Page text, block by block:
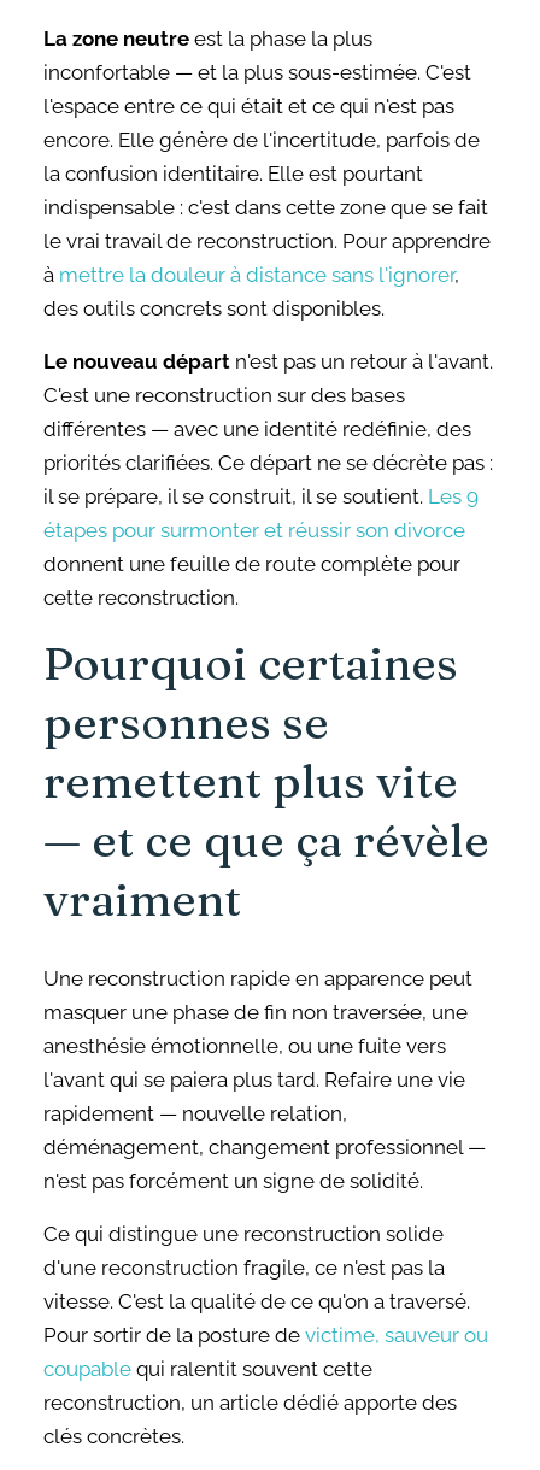
La zone neutre est la phase la plus
inconfortable — et la plus sous-estimée. C'est
l'espace entre ce qui était et ce qui n'est pas
encore. Elle génère de l'incertitude, parfois de
la confusion identitaire. Elle est pourtant
indispensable : c'est dans cette zone que se fait
le vrai travail de reconstruction. Pour apprendre
à mettre la douleur à distance sans l'ignorer,
des outils concrets sont disponibles.
Le nouveau départ n'est pas un retour à l'avant.
C'est une reconstruction sur des bases
différentes — avec une identité redéfinie, des
priorités clarifiées. Ce départ ne se décrète pas :
il se prépare, il se construit, il se soutient. Les 9
étapes pour surmonter et réussir son divorce
donnent une feuille de route complète pour
cette reconstruction.
Pourquoi certaines
personnes se
remettent plus vite
— et ce que ça révèle
vraiment
Une reconstruction rapide en apparence peut
masquer une phase de fin non traversée, une
anesthésie émotionnelle, ou une fuite vers
l'avant qui se paiera plus tard. Refaire une vie
rapidement — nouvelle relation,
déménagement, changement professionnel —
n'est pas forcément un signe de solidité.
Ce qui distingue une reconstruction solide
d'une reconstruction fragile, ce n'est pas la
vitesse. C'est la qualité de ce qu'on a traversé.
Pour sortir de la posture devictime, sauveur ou
coupable qui ralentit souvent cette
reconstruction, un article dédié apporte des
clés concrètes.